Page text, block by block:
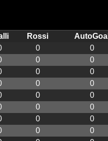
Rossi AutoGoal
0 0
0 0
0 0
0 0
0 0
0 0
0 0
0 0